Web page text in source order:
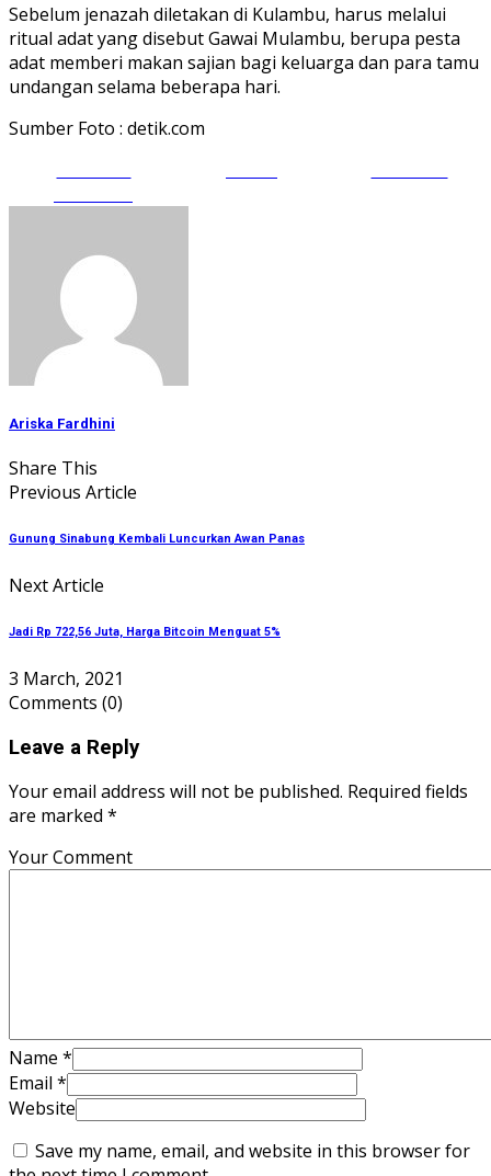
Sebelum jenazah diletakan di Kulambu, harus melalui
ritual adat yang disebut Gawai Mulambu, berupa pesta
adat memberi makan sajian bagi keluarga dan para tamu
undangan selama beberapa hari.
Sumber Foto : detik.com
Ariska Fardhini
Share This
Previous Article
Gunung Sinabung Kembali Luncurkan Awan Panas
Next Article
Jadi Rp 722,56 Juta, Harga Bitcoin Menguat 5%
3 March, 2021
Comments (0)
Leave a Reply
Your email address will not be published. Required fields
are marked *
Your Comment
Name *
Email *
Website
Save my name, email, and website in this browser for